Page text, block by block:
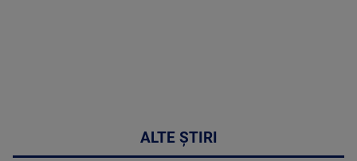
ALTE ȘTIRI